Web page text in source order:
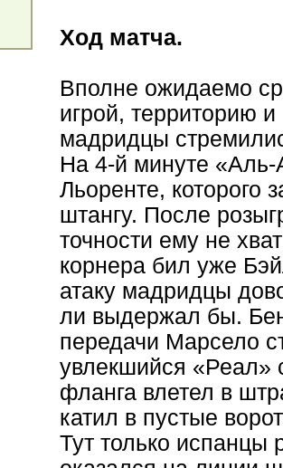
Ход матча.
Вполне ожидаемо
игрой, территорию
мадридцы
На 4-й минуте «Аль-
Льоренте, которого
штангу. После
точности ему не
корнера бил уже
атаку мадридцы
ли выдержал бы.
передачи Марсело
увлекшийся «Реал»
фланга влетел в
катил в пустые
Тут только испанцы